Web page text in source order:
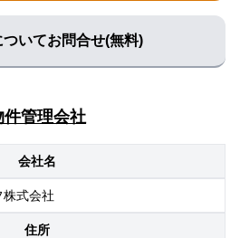
ついてお問合せ(無料)
件管理会社
会社名
式会社
住所